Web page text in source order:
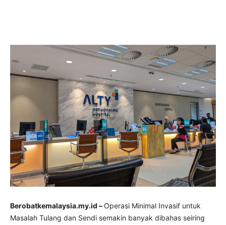
Berobatkemalaysia.my.id –Operasi Minimal Invasif untuk
Masalah Tulang dan Sendi semakin banyak dibahas seiring